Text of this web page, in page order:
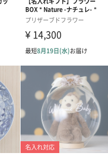
2003年に創業したギフト
げるブリザーブドフラワ
彫刻やレーザー彫刻、UV
組み合わせ、世界にひ
しています。